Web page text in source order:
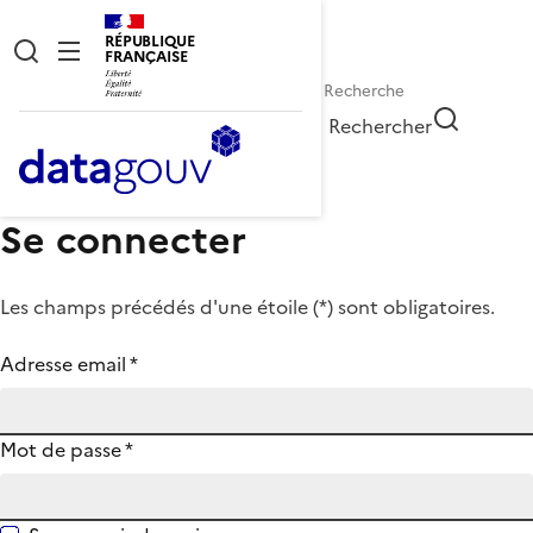
RÉPUBLIQUE
FRANÇAISE
Rechercher
Se connecter
Les champs précédés d'une étoile (*) sont obligatoires.
Adresse email*
Mot de passe*